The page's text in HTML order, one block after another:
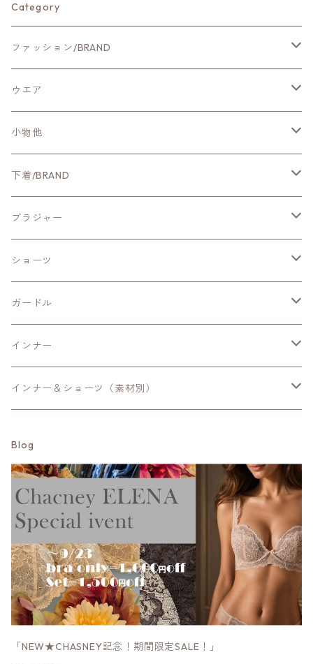
Category
ファッション/BRAND
新作ファッション
CYNICAL
NUS
Qtume
Mitefabrica
Aeca Blanc
ManueReve
trois
Respighi
Priority
fre.s.cute
MK.b
Bou Jeloud
ウエア
アウター
カットソー・Tシャツ
ブラウス・シャツ
ニット
ワンピース・チュニック
パンツ
スカート
小物他
ホームグッズ
ファッション小物
下着/BRAND
新作ランジェリー
CHASNEY/ChasneyBeauty
シカゴレース
エレナ・ソフィア・シカゴプレステージ
アンバー
ルーシー
サマンサ
ZERMATTツェルマット
Shalomシャローム
Linge de Hランジュドアッシュ-サポート
HANAMORIハナモリ
Formenteraフォルメンテーラ
Eparinaエパリナ
Yaucoヨーコ
narueナルエー
ブラジャー
ワイヤー入りブラ
ノンワイヤーブラ
ノンレースブラ
ナイト用・ブラキャミ
補正ブラ【万能】
補正ブラ【グロウアップ】
補正ブラ【グラマー】
2段ホック
3段ホック
ショーツ
スッポリショーツ
Mサイズ
Lサイズ
スタンダードショーツ
Sサイズ
Lサイズ
LLサイズ
ヒップハングショーツ
Lサイズ
Sサイズ
Mサイズ
Lサイズ
LLサイズ
サポートショーツ
Mサイズ
Lサイズ
LLサイズ
サニタリー（生理用)ショーツ
Mサイズ
Lサイズ
Tバック・タンガ
ガードル
ショートガードル
ロングガードル
インナー
キャミ・タンクトップ
袖付きインナー
パジャマ
インナー＆ショーツ（素材別）
Mサイズ
Lサイズ
LLサイズ
コットン綿混・シルク混
Mサイズ
Lサイズ
LLサイズ
ツーウェイ生地
Mサイズ
Lサイズ
パワーネット
Sサイズ
総レース
Sサイズ
モダール他素材
Blog
「NEW★CHASNEY記念！期間限定SALE！」